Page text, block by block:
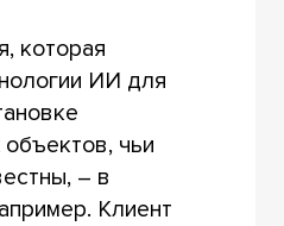
которая
ИИ для
чьи
– в
Клиент